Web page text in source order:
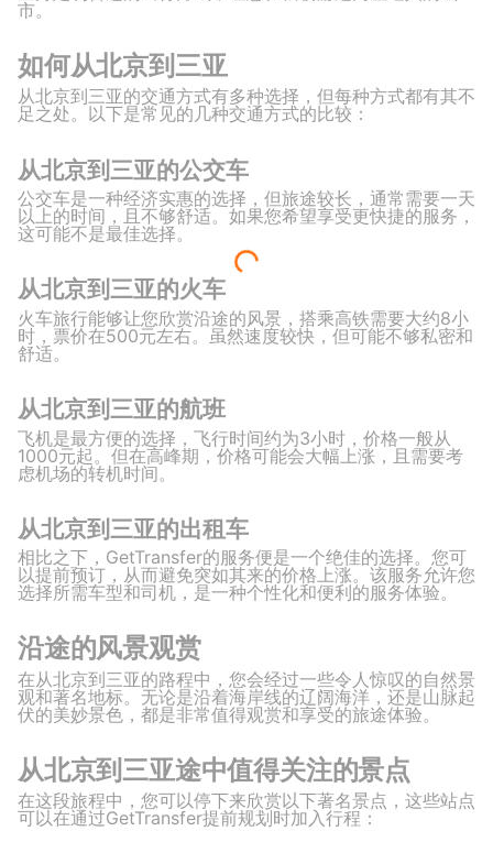
市。
如何从北京到三亚
从北京到三亚的交通方式有多种选择，但每种方式都有其不
足之处。以下是常见的几种交通方式的比较：
从北京到三亚的公交车
公交车是一种经济实惠的选择，但旅途较长，通常需要一天
以上的时间，且不够舒适。如果您希望享受更快捷的服务，
这可能不是最佳选择。
从北京到三亚的火车
火车旅行能够让您欣赏沿途的风景，搭乘高铁需要大约8小
时，票价在500元左右。虽然速度较快，但可能不够私密和
舒适。
从北京到三亚的航班
飞机是最方便的选择，飞行时间约为3小时，价格一般从
1000元起。但在高峰期，价格可能会大幅上涨，且需要考
虑机场的转机时间。
从北京到三亚的出租车
相比之下，GetTransfer的服务便是一个绝佳的选择。您可
以提前预订，从而避免突如其来的价格上涨。该服务允许您
选择所需车型和司机，是一种个性化和便利的服务体验。
沿途的风景观赏
在从北京到三亚的路程中，您会经过一些令人惊叹的自然景
观和著名地标。无论是沿着海岸线的辽阔海洋，还是山脉起
伏的美妙景色，都是非常值得观赏和享受的旅途体验。
从北京到三亚途中值得关注的景点
在这段旅程中，您可以停下来欣赏以下著名景点，这些站点
可以在通过GetTransfer提前规划时加入行程：